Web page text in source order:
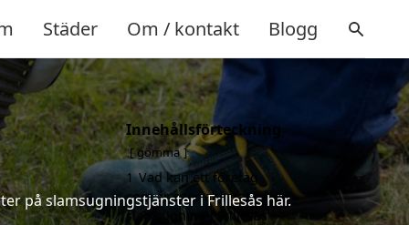
Städer Om / kontakt Blogg
på slamsugningstjänster i Frillesås här.
Innehållsförteckning
gömma
1 Vad kan ett företag
som är specialiserat på
slamsugning i Frillesås